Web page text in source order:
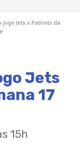
jogo Jets x Patriots da
Jets
17
15h